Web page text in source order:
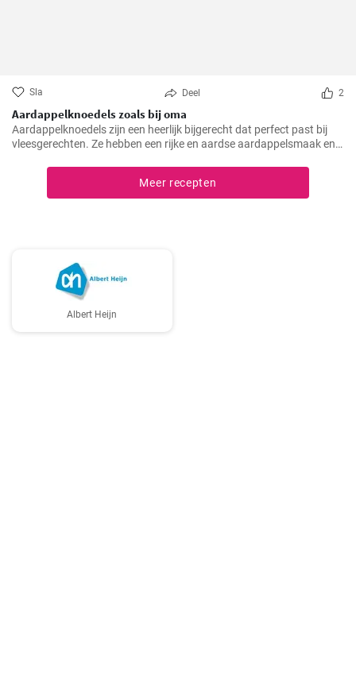
Sla Deel 2
Aardappelknoedels zoals bij oma
Aardappelknoedels zijn een heerlijk bijgerecht dat perfect past bij
vleesgerechten. Ze hebben een rijke en aardse aardappelsmaak en
veel Europese landen, vooral in Duitsland, geliefd is.
Meer recepten
Albert Heijn